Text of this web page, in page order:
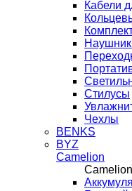
Кабели
Стилусы
Чехлы
BENKS
BYZ
Camelion
Camelion